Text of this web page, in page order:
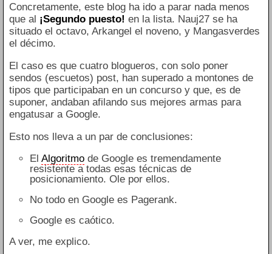
Concretamente, este blog ha ido a parar nada menos
que al ¡Segundo puesto! en la lista. Nauj27 se ha
situado el octavo, Arkangel el noveno, y Mangasverdes
el décimo.
El caso es que cuatro blogueros, con solo poner
sendos (escuetos) post, han superado a montones de
tipos que participaban en un concurso y que, es de
suponer, andaban afilando sus mejores armas para
engatusar a Google.
Esto nos lleva a un par de conclusiones:
El Algoritmode Google es tremendamente
resistente a todas esas técnicas de
posicionamiento. Ole por ellos.
No todo en Google es Pagerank.
Google es caótico.
A ver, me explico.